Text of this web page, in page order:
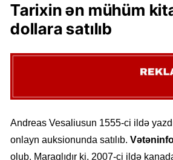
Tarixin ən mühüm
dollara satılıb
Andreas Vesaliusun 1555-ci ildə
onlayn auksionunda satılıb.
olub. Maraqlıdır ki, 2007-ci ildə